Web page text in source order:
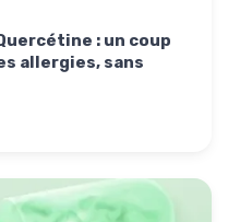
: un coup
allergies, sans